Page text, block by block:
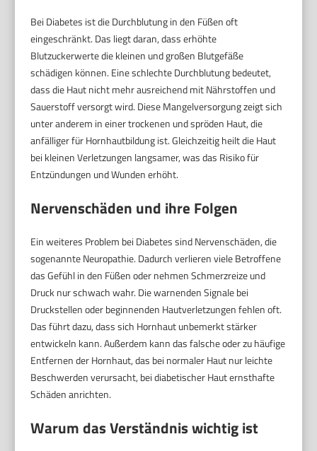
Bei Diabetes ist die Durchblutung in den Füßen oft
eingeschränkt. Das liegt daran, dass erhöhte
Blutzuckerwerte die kleinen und großen Blutgefäße
schädigen können. Eine schlechte Durchblutung bedeutet,
dass die Haut nicht mehr ausreichend mit Nährstoffen und
Sauerstoff versorgt wird. Diese Mangelversorgung zeigt sich
unter anderem in einer trockenen und spröden Haut, die
anfälliger für Hornhautbildung ist. Gleichzeitig heilt die Haut
bei kleinen Verletzungen langsamer, was das Risiko für
Entzündungen und Wunden erhöht.
Nervenschäden und ihre Folgen
Ein weiteres Problem bei Diabetes sind Nervenschäden, die
sogenannte Neuropathie. Dadurch verlieren viele Betroffene
das Gefühl in den Füßen oder nehmen Schmerzreize und
Druck nur schwach wahr. Die warnenden Signale bei
Druckstellen oder beginnenden Hautverletzungen fehlen oft.
Das führt dazu, dass sich Hornhaut unbemerkt stärker
entwickeln kann. Außerdem kann das falsche oder zu häufige
Entfernen der Hornhaut, das bei normaler Haut nur leichte
Beschwerden verursacht, bei diabetischer Haut ernsthafte
Schäden anrichten.
Warum das Verständnis wichtig ist